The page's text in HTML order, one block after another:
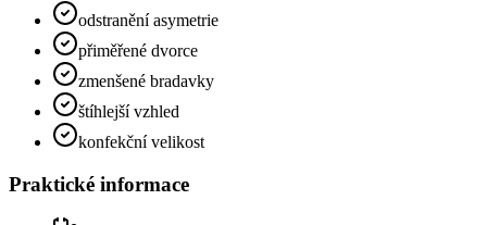
odstranění asymetrie
přiměřené dvorce
zmenšené bradavky
štíhlejší vzhled
konfekční velikost
Praktické informace